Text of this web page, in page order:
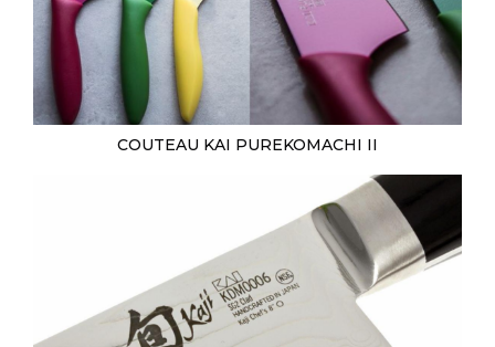
COUTEAU KAI PUREKOMACHI II